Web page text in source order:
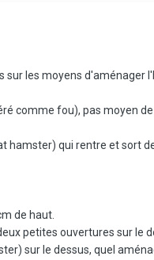
les moyens
comme fou), pas moyen
hamster) qui rentre et sort
de haut.
petites ouvertures sur le
sur le dessus, quel